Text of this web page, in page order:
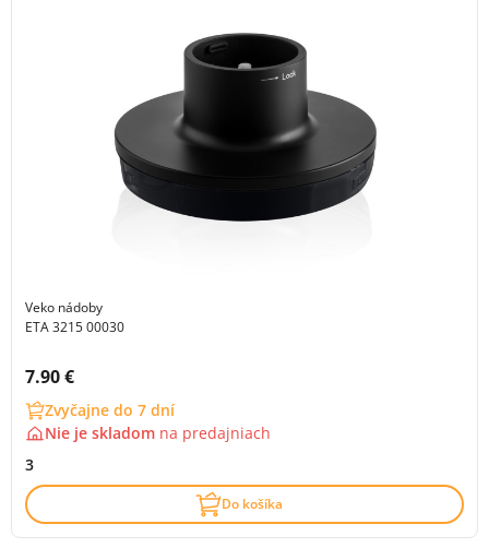
Veko nádoby
ETA 3215 00030
Cena s DPH:
7.90 €
Zvyčajne do 7 dní
Nie je skladom na predajniach
3
Do košíka